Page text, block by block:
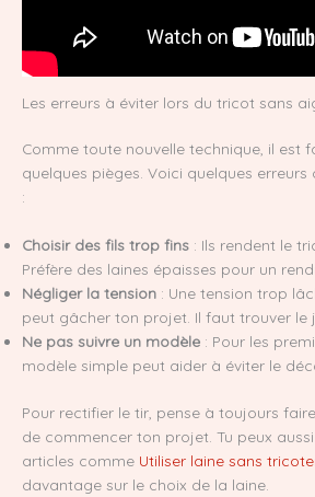
Les erreurs à éviter lors du tricot sans
Comme toute nouvelle technique, il est
quelques pièges. Voici quelques
:
Choisir des fils trop fins : Ils rendent le
Préfère des laines épaisses pour un
Négliger la tension : Une tension trop
peut gâcher ton projet. Il faut trouver le
Ne pas suivre un modèle : Pour les
modèle simple peut aider à éviter le
Pour rectifier le tir, pense à toujours
de commencer ton projet. Tu peux
articles comme Utiliser laine sans
davantage sur le choix de la laine.